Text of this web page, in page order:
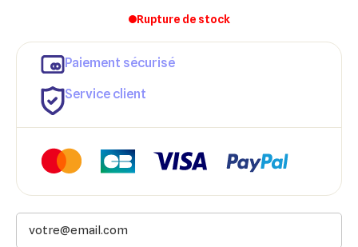
Rupture de stock
Paiement sécurisé
Service client